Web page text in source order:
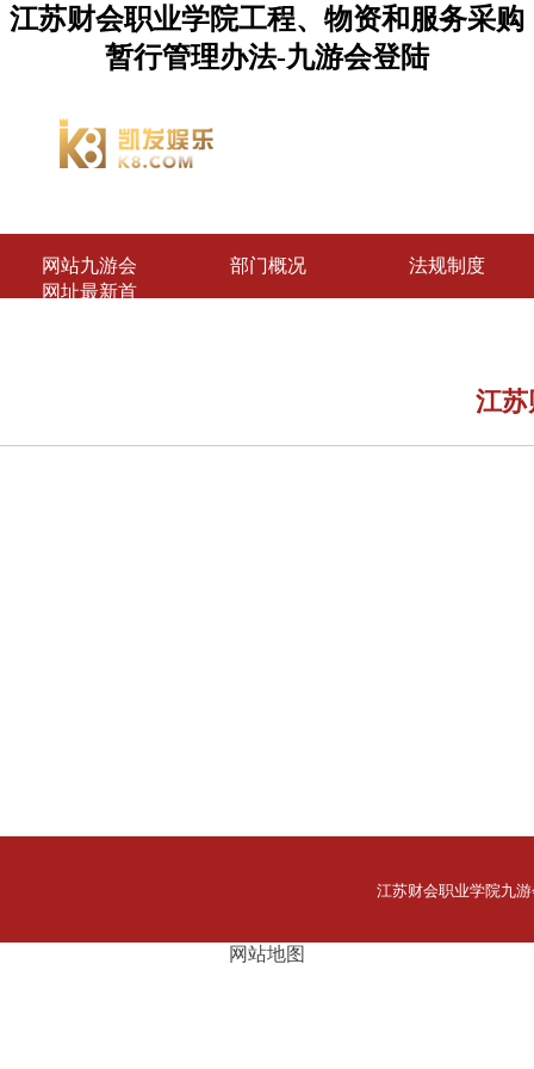
江苏财会职业学院工程、物资和服务采购
暂行管理办法-九游会登陆
网站九游会
网址最新首
部门概况 法规制度
江
江苏财会职业学院九
网站地图